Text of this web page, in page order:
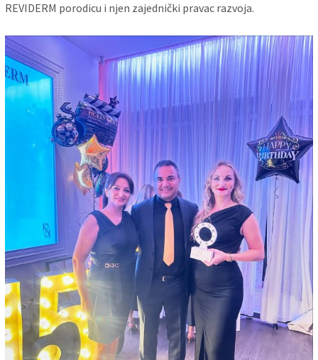
REVIDERM porodicu i njen zajednički pravac razvoja.